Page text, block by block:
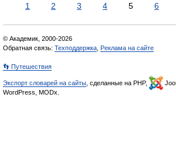
1 2 3 4 5 6
© Академик, 2000-2026
Обратная связь: Техподдержка Реклама на сайте
👣 Путешествия
Экспорт словарей на сайты , сделанные на PHP,
WordPress, MODx.